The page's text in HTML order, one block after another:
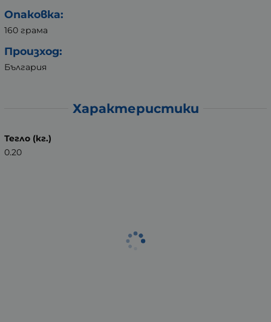
Опаковка:
160 грама
Произход:
България
Характеристики
Тегло (кг.)
0.20